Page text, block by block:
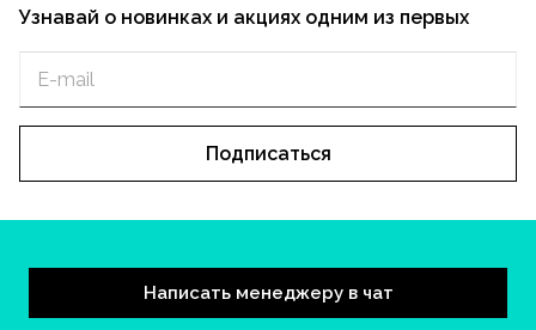
Узнавай о новинках и акциях одним из первых
Подписаться
Написать менеджеру в чат